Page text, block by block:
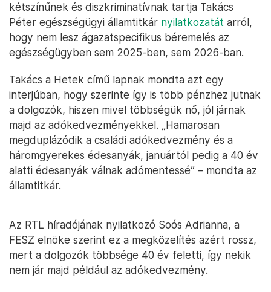
kétszínűnek és diszkriminatívnak tartja Takács
Péter egészségügyi államtitkár nyilatkozatát arról,
hogy nem lesz ágazatspecifikus béremelés az
egészségügyben sem 2025-ben, sem 2026-ban.
Takács a Hetek című lapnak mondta azt egy
interjúban, hogy szerinte így is több pénzhez jutnak
a dolgozók, hiszen mivel többségük nő, jól járnak
majd az adókedvezményekkel. „Hamarosan
megduplázódik a családi adókedvezmény és a
háromgyerekes édesanyák, januártól pedig a 40 év
alatti édesanyák válnak adómentessé” – mondta az
államtitkár.
Az RTL híradójának nyilatkozó Soós Adrianna, a
FESZ elnöke szerint ez a megközelítés azért rossz,
mert a dolgozók többsége 40 év feletti, így nekik
nem jár majd például az adókedvezmény.